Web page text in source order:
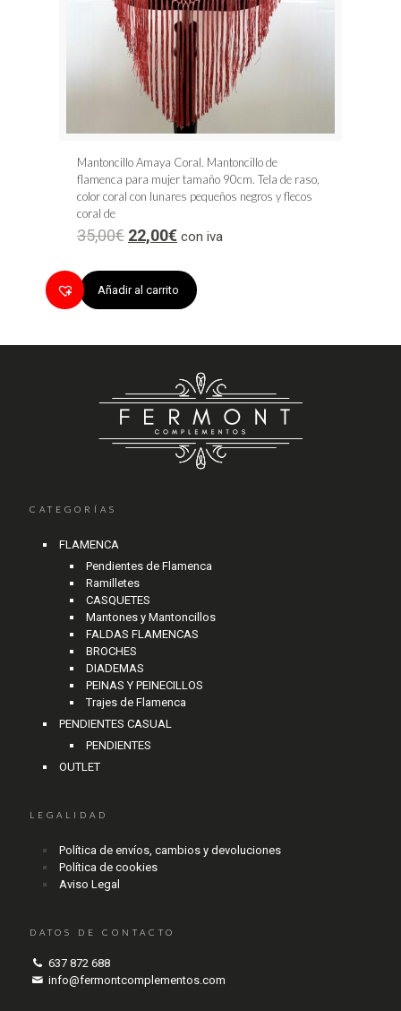
Mantoncillo Amaya Coral. Mantoncillo de
flamenca para mujer tamaño 90cm. Tela de raso,
color coral con lunares pequeños negros y flecos
coral de
35,00€ 22,00€ con iva
Añadir al carrito
CATEGORÍAS
FLAMENCA
Pendientes de Flamenca
Ramilletes
CASQUETES
Mantones y Mantoncillos
FALDAS FLAMENCAS
BROCHES
DIADEMAS
PEINAS Y PEINECILLOS
Trajes de Flamenca
PENDIENTES CASUAL
PENDIENTES
OUTLET
LEGALIDAD
Política de envíos, cambios y devoluciones
Política de cookies
Aviso Legal
DATOS DE CONTACTO
637 872 688
info@fermontcomplementos.com